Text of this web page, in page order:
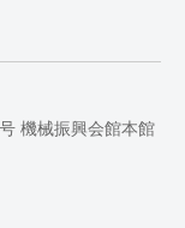
機械振興会館本館